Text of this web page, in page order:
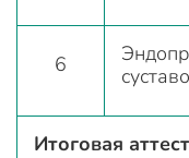
6
Итоговая